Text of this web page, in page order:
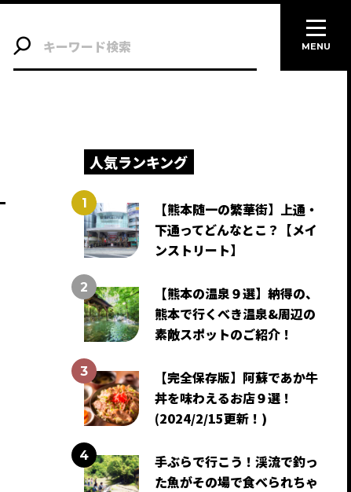
人気ランキング
【熊本随一の繁華街】上通・
下通ってどんなとこ？【メイ
ンストリート】
【熊本の温泉９選】納得の、
熊本で行くべき温泉&周辺の
素敵スポットのご紹介！
【完全保存版】阿蘇であか牛
丼を味わえるお店９選！
(2024/2/15更新！)
手ぶらで行こう！渓流で釣っ
た魚がその場で食べられちゃ
MENU